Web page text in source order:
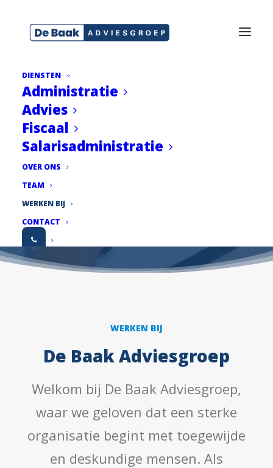
DIENSTEN
Administratie
Advies
Fiscaal
Salarisadministratie
OVER ONS
TEAM
WERKEN BIJ
CONTACT
Werken bij
WERKEN BIJ
De Baak Adviesgroep
Welkom bij De Baak Adviesgroep,
waar we geloven dat een sterke
organisatie begint met toegewijde
en deskundige mensen. Als